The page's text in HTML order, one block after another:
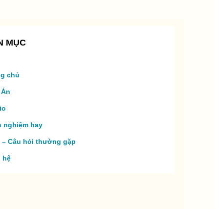
chủ
nghiệm hay
– Câu hỏi thường gặp
hệ
MỤC